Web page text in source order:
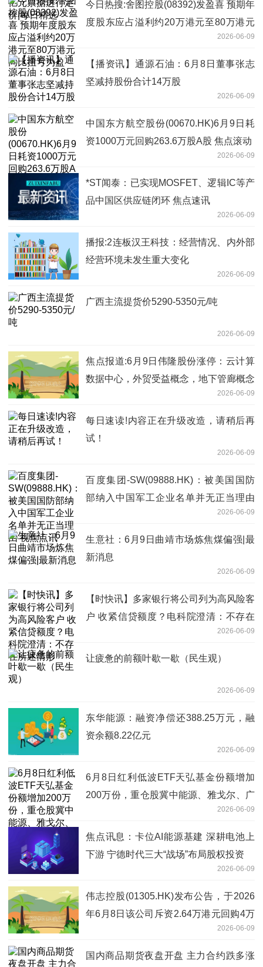
今日热搜:舍图控股(08392)发盈喜 预期年
度股东应占溢利约20万港元至80万港元
2026-06-09
【播资讯】通源石油：6月8日董事张志
坚减持股份合计14万股
2026-06-09
中国东方航空股份(00670.HK)6月9日耗
资1000万元回购263.6万股A股 焦点滚动
2026-06-09
*ST闻泰：已实现MOSFET、逻辑IC等产
品中国区供应链闭环 焦点速讯
2026-06-09
播报:2连板汉王科技：经营情况、内外部
经营环境未发生重大变化
2026-06-09
广西主流提货价5290-5350元/吨
2026-06-09
焦点报道:6月9日伟隆股份涨停：云计算
数据中心，外贸受益概念，地下管廊概念
2026-06-09
每日速读!内容正在升级改造，请稍后再
试！
2026-06-09
百度集团-SW(09888.HK)：被美国国防
部纳入中国军工企业名单并无正当理由
2026-06-09
生意社：6月9日曲靖市场炼焦煤偏强|最
新消息
2026-06-09
【时快讯】多家银行将公司列为高风险客
户 收紧信贷额度？电科院澄清：不存在
2026-06-09
让疲惫的前额叶歇一歇（民生观）
2026-06-09
东华能源：融资净偿还388.25万元，融
资余额8.22亿元
2026-06-09
6月8日红利低波ETF天弘基金份额增加
200万份，重仓股冀中能源、雅戈尔、广
2026-06-09
焦点讯息：卡位AI能源基建 深耕电池上
下游 宁德时代三大“战场”布局股权投资
2026-06-09
伟志控股(01305.HK)发布公告，于2026
年6月8日该公司斥资2.64万港元回购4万
2026-06-09
国内商品期货夜盘开盘 主力合约跌多涨